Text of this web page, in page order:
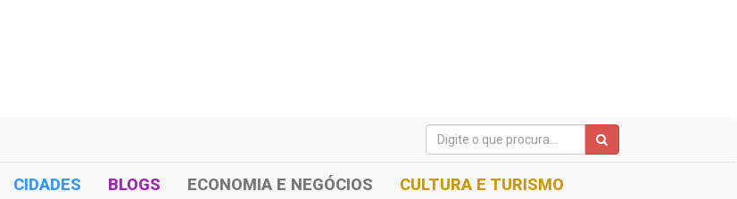
CIDADES BLOGS ECONOMIA E NEGÓCIOS CULTURA E TURISMO